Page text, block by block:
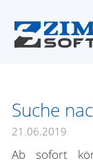
Suche
21.06.2019
Ab sofort